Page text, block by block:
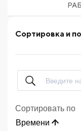
Сортировка и
Сортировать по
Времени